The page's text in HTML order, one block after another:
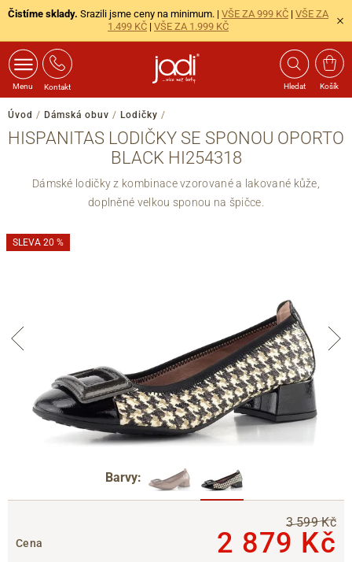
Čistíme sklady. Srazili jsme ceny na minimum. | VŠE ZA 999 KČ | VŠE ZA
1.499 KČ | VŠE ZA 1.999 KČ
Menu Kontakt Hledat Košík
Úvod / Dámská obuv / Lodičky /
HISPANITAS LODIČKY SE SPONOU OPORTO
BLACK HI254318
Dámské lodičky z kombinace vzorované a lakované kůže,
doplněné velkou sponou na špičce.
SLEVA 20 %
Barvy:
Cena
3 599 Kč
2 879 Kč